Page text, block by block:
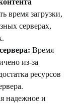
время загрузки,
серверах,
Время
из-за
ресурсов
надежное и